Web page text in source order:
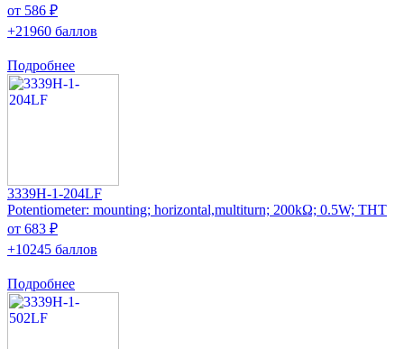
от 586 ₽
+21960 баллов
Подробнее
3339H-1-204LF
Potentiometer: mounting; horizontal,multiturn; 200kΩ; 0.5W; THT
от 683 ₽
+10245 баллов
Подробнее